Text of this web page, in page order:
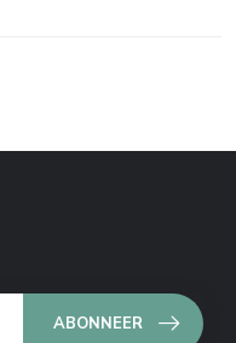
ABONNEER